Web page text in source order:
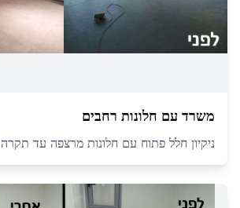
משרד עם חלונות רחבים
ניקיון חלל פתוח עם חלונות מרצפה עד תקרה